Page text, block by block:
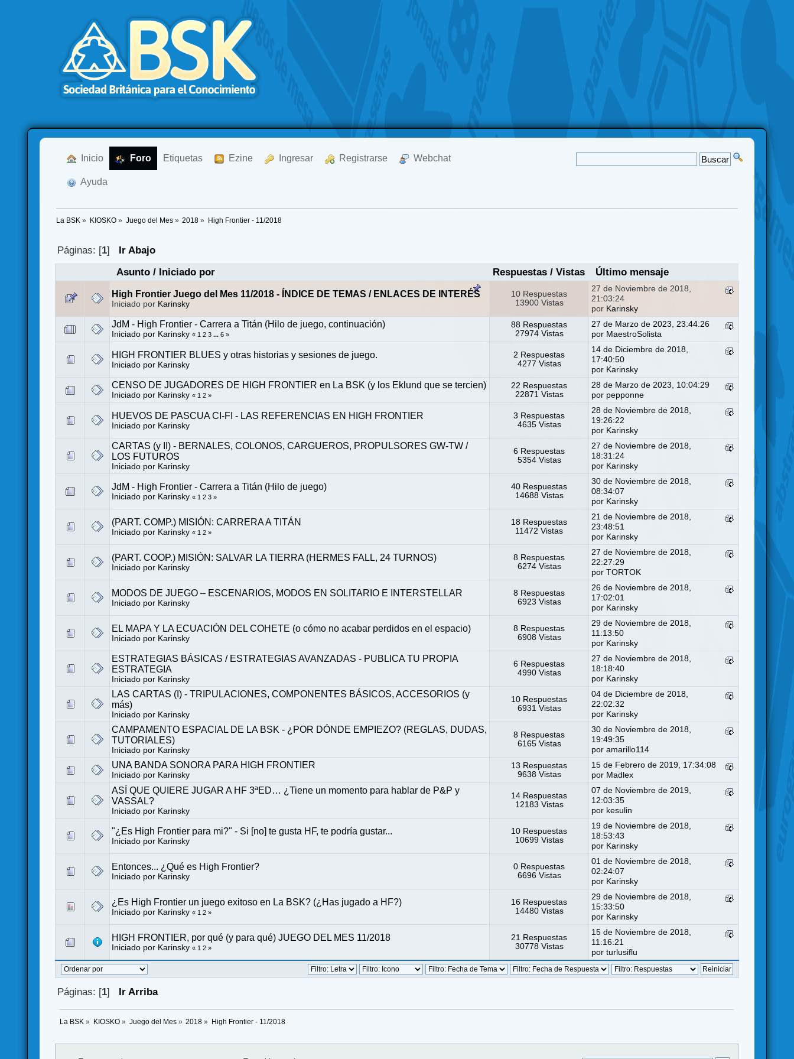
Inicio Foro Etiquetas Ezine Ingresar Registrarse Webchat
Ayuda
La BSK » KIOSKO» Juego del Mes» 2018 » High Frontier - 11/2018
Páginas: [1]
Ir Abajo
Asunto/ Iniciado por Respuestas /Vistas Último mensaje
High Frontier Juego del Mes 11/2018 - ÍNDICE DE TEMAS / ENLACES DE INTERÉS
Iniciado por Karinsky
10 Respuestas
13900 Vistas
27 de Noviembre de 2018,
21:03:24
por Karinsky
JdM - High Frontier - Carrera a Titán (Hilo de juego, continuación)
Iniciado por Karinsky « 1 2 3 ...6 »
88 Respuestas
27974 Vistas
27 de Marzo de 2023, 23:44:26
por MaestroSolista
HIGH FRONTIER BLUES y otras historias y sesiones de juego.
Iniciado por Karinsky
2 Respuestas
4277 Vistas
14 de Diciembre de 2018,
17:40:50
por Karinsky
CENSO DE JUGADORES DE HIGH FRONTIER en La BSK (y los Eklund que se tercien)
Iniciado por Karinsky « 1 2 »
22 Respuestas
22871 Vistas
28 de Marzo de 2023, 10:04:29
por pepponne
HUEVOS DE PASCUA CI-FI - LAS REFERENCIAS EN HIGH FRONTIER
Iniciado por Karinsky
3 Respuestas
4635 Vistas
28 de Noviembre de 2018,
19:26:22
por Karinsky
CARTAS (y II) - BERNALES, COLONOS, CARGUEROS, PROPULSORES GW-TW /
LOS FUTUROS
Iniciado por Karinsky
6 Respuestas
5354 Vistas
27 de Noviembre de 2018,
18:31:24
por Karinsky
JdM - High Frontier - Carrera a Titán (Hilo de juego)
Iniciado por Karinsky « 1 2 3 »
40 Respuestas
14688 Vistas
30 de Noviembre de 2018,
08:34:07
por Karinsky
(PART. COMP.) MISIÓN: CARRERA A TITÁN
Iniciado por Karinsky « 1 2 »
18 Respuestas
11472 Vistas
21 de Noviembre de 2018,
23:48:51
por Karinsky
(PART. COOP.) MISIÓN: SALVAR LA TIERRA (HERMES FALL, 24 TURNOS)
Iniciado por Karinsky
8 Respuestas
6274 Vistas
27 de Noviembre de 2018,
22:27:29
porTORTOK
MODOS DE JUEGO – ESCENARIOS, MODOS EN SOLITARIO E INTERSTELLAR
Iniciado por Karinsky
8 Respuestas
6923 Vistas
26 de Noviembre de 2018,
17:02:01
por Karinsky
EL MAPA Y LA ECUACIÓN DEL COHETE (o cómo no acabar perdidos en el espacio)
Iniciado por Karinsky
8 Respuestas
6908 Vistas
29 de Noviembre de 2018,
11:13:50
por Karinsky
ESTRATEGIAS BÁSICAS / ESTRATEGIAS AVANZADAS - PUBLICA TU PROPIA
ESTRATEGIA
Iniciado por Karinsky
6 Respuestas
4990 Vistas
27 de Noviembre de 2018,
18:18:40
por Karinsky
LAS CARTAS (I) - TRIPULACIONES, COMPONENTES BÁSICOS, ACCESORIOS (y
más)
Iniciado por Karinsky
10 Respuestas
6931 Vistas
04 de Diciembre de 2018,
22:02:32
por Karinsky
CAMPAMENTO ESPACIAL DE LA BSK - ¿POR DÓNDE EMPIEZO? (REGLAS, DUDAS,
TUTORIALES)
Iniciado por Karinsky
8 Respuestas
6165 Vistas
30 de Noviembre de 2018,
19:49:35
poramarillo114
UNA BANDA SONORA PARA HIGH FRONTIER
Iniciado por Karinsky
13 Respuestas
9638 Vistas
15 de Febrero de 2019, 17:34:08
por Madlex
ASÍ QUE QUIERE JUGAR A HF 3ªED… ¿Tiene un momento para hablar de P&P y
VASSAL?
Iniciado por Karinsky
14 Respuestas
12183 Vistas
07 de Noviembre de 2019,
12:03:35
por kesulin
"¿Es High Frontier para mi?" - Si [no] te gusta HF, te podría gustar...
Iniciado por Karinsky
10 Respuestas
10699 Vistas
19 de Noviembre de 2018,
18:53:43
por Karinsky
Entonces... ¿Qué es High Frontier?
Iniciado por Karinsky
0 Respuestas
6696 Vistas
01 de Noviembre de 2018,
02:24:07
por Karinsky
¿Es High Frontier un juego exitoso en La BSK? (¿Has jugado a HF?)
Iniciado por Karinsky « 1 2 »
16 Respuestas
14480 Vistas
29 de Noviembre de 2018,
15:33:50
por Karinsky
HIGH FRONTIER, por qué (y para qué) JUEGO DEL MES 11/2018
Iniciado por Karinsky « 1 2 »
21 Respuestas
30778 Vistas
15 de Noviembre de 2018,
11:16:21
porturlusiflu
Páginas: [1] Ir Arriba
La BSK » KIOSKO» Juego del Mes» 2018 » High Frontier - 11/2018